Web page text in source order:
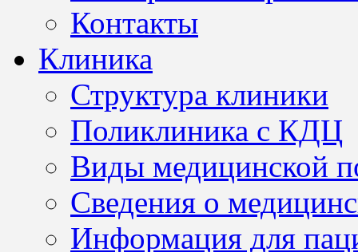
Контакты
Клиника
Структура клиники
Поликлиника с КДЦ
Виды медицинской
Сведения о
Информация для